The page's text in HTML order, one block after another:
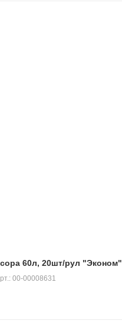
60л, 20шт/рул "Эконом"
00-00008631